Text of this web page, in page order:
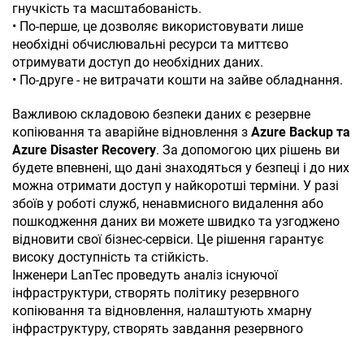
гнучкість та масштабованість.
• По-перше, це дозволяє використовувати лише
необхідні обчислювальні ресурси та миттєво
отримувати доступ до необхідних даних.
• По-друге - не витрачати кошти на зайве обладнання.
Важливою складовою безпеки даних є резервне
копіювання та аварійне відновлення з Azure Backup та
Azure Disaster Recovery. За допомогою цих рішень ви
будете впевнені, що дані знаходяться у безпеці і до них
можна отримати доступ у найкоротші терміни. У разі
збоїв у роботі служб, ненавмисного видалення або
пошкодження даних ви можете швидко та узгоджено
відновити свої бізнес-сервіси. Це рішення гарантує
високу доступність та стійкість.
Інженери LanTec проведуть аналіз існуючої
інфраструктури, створять політику резервного
копіювання та відновлення, налаштують хмарну
інфраструктуру, створять завдання резервного